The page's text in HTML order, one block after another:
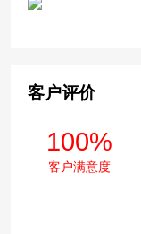
客户评价
100%
客户满意度